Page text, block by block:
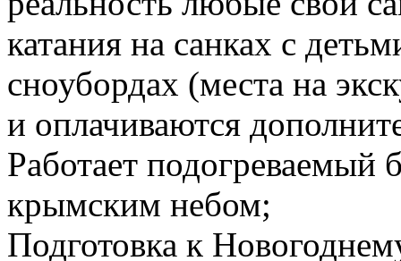
катания на санках с
сноубордах (места на
и оплачиваются
Работает подогреваемый
крымским небом;
Подготовка к